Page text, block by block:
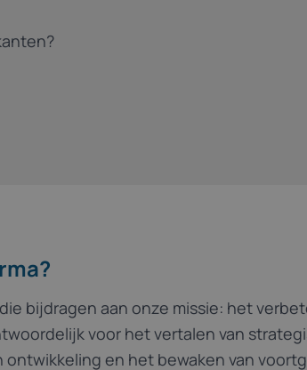
bijdragen aan onze missie: het
voor het vertalen van
en het bewaken van